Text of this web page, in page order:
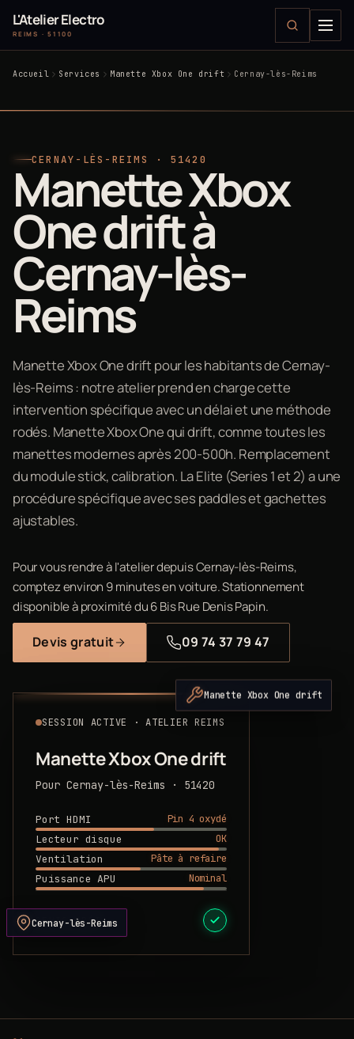
L'Atelier Electro
REIMS · 51100
Accueil Services Manette Xbox One drift Cernay-lès-Reims
CERNAY-LÈS-REIMS · 51420
Manette Xbox
One drift à
Cernay-lès-
Reims
Manette Xbox One drift pour les habitants de Cernay-
lès-Reims : notre atelier prend en charge cette
intervention spécifique avec un délai et une méthode
rodés. Manette Xbox One qui drift, comme toutes les
manettes modernes après 200-500h. Remplacement
du module stick, calibration. La Elite (Series 1 et 2) a une
procédure spécifique avec ses paddles et gachettes
ajustables.
Pour vous rendre à l'atelier depuis Cernay-lès-Reims,
comptez environ 9 minutes en voiture. Stationnement
disponible à proximité du 6 Bis Rue Denis Papin.
Devis gratuit 09 74 37 79 47
SESSION ACTIVE · ATELIER REIMS
Manette Xbox One drift
Pour Cernay-lès-Reims · 51420
Port HDMI
Pin 4 oxydé
Lecteur disque
OK
Ventilation
Pâte à refaire
Puissance APU
Nominal
DEVIS PRÊT
Manette Xbox One drift
Cernay-lès-Reims